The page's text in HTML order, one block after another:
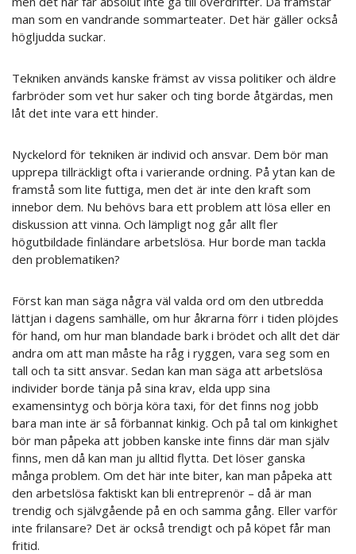
man som en vandrande sommarteater. Det här gäller också
högljudda suckar.
Tekniken används kanske främst av vissa politiker och äldre
farbröder som vet hur saker och ting borde åtgärdas, men
låt det inte vara ett hinder.
Nyckelord för tekniken är individ och ansvar. Dem bör man
upprepa tillräckligt ofta i varierande ordning. På ytan kan de
framstå som lite futtiga, men det är inte den kraft som
innebor dem. Nu behövs bara ett problem att lösa eller en
diskussion att vinna. Och lämpligt nog går allt fler
högutbildade finländare arbetslösa. Hur borde man tackla
den problematiken?
Först kan man säga några väl valda ord om den utbredda
lättjan i dagens samhälle, om hur åkrarna förr i tiden plöjdes
för hand, om hur man blandade bark i brödet och allt det där
andra om att man måste ha råg i ryggen, vara seg som en
tall och ta sitt ansvar. Sedan kan man säga att arbetslösa
individer borde tänja på sina krav, elda upp sina
examensintyg och börja köra taxi, för det finns nog jobb
bara man inte är så förbannat kinkig. Och på tal om kinkighet
bör man påpeka att jobben kanske inte finns där man själv
finns, men då kan man ju alltid flytta. Det löser ganska
många problem. Om det här inte biter, kan man påpeka att
den arbetslösa faktiskt kan bli entreprenör – då är man
trendig och självgående på en och samma gång. Eller varför
inte frilansare? Det är också trendigt och på köpet får man
fritid.